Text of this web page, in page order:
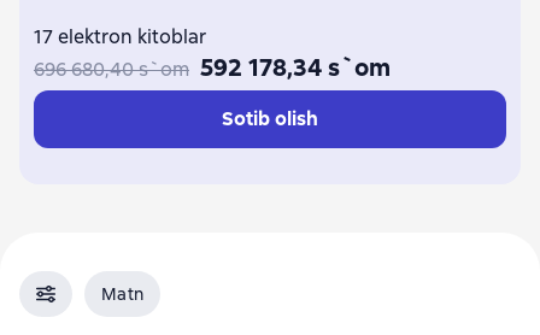
17 elektron kitoblar
696 680,40 s`om 592 178,34 s`om
Sotib olish
Matn